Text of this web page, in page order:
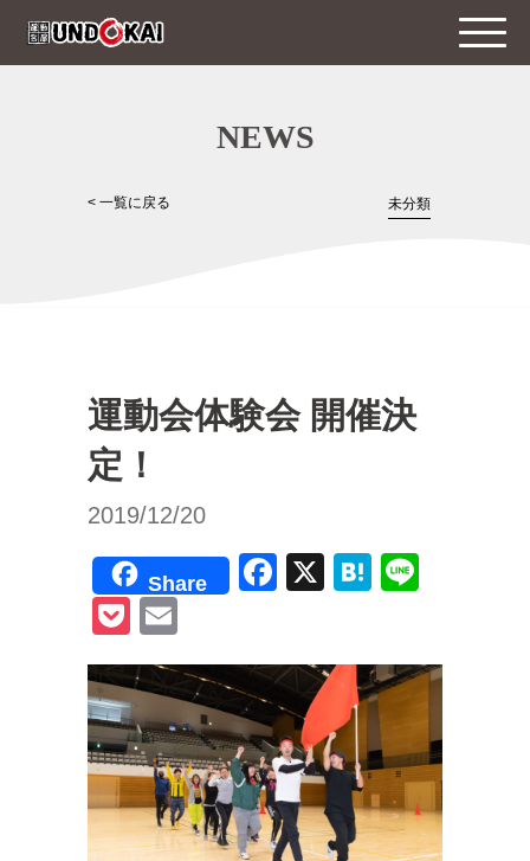
NEWS
< 一覧に戻る 未分類
運動会体験会 開催決
定！
2019/12/20
Share
F
e
b
o
o
k
X
H
n
a
P
o
ck
et
m
ail